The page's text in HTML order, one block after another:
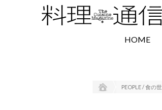
HOME
PEOPLE / 食の